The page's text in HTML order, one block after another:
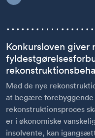
Konkursloven giver
Med de nye
at begære
rekonstruktionsproces
er i økonomiske
insolvente, kan